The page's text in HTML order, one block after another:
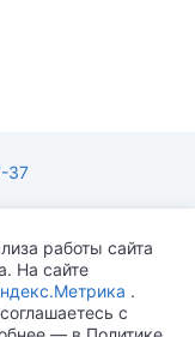
37
ВЫХОДНОЙ
работы сайта
На сайте
.
с